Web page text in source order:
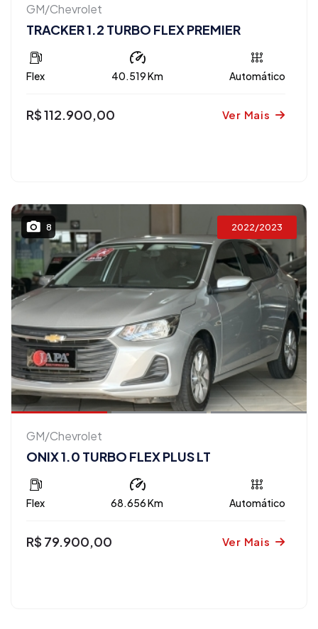
GM/Chevrolet
TRACKER 1.2 TURBO FLEX PREMIER
Flex 40.519 Km Automático
R$ 112.900,00 Ver Mais
8 2022/2023
GM/Chevrolet
ONIX 1.0 TURBO FLEX PLUS LT
Flex 68.656 Km Automático
R$ 79.900,00 Ver Mais